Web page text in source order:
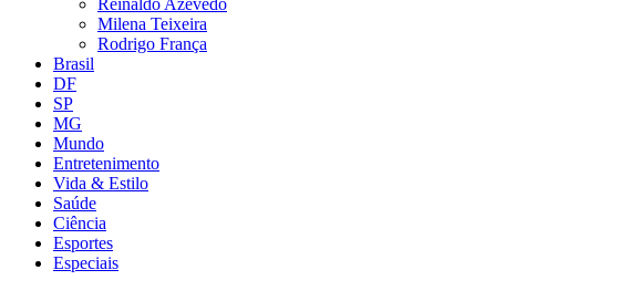
Reinaldo Azevedo
Milena Teixeira
Rodrigo França
Brasil
DF
SP
MG
Mundo
Entretenimento
Vida & Estilo
Saúde
Ciência
Esportes
Especiais